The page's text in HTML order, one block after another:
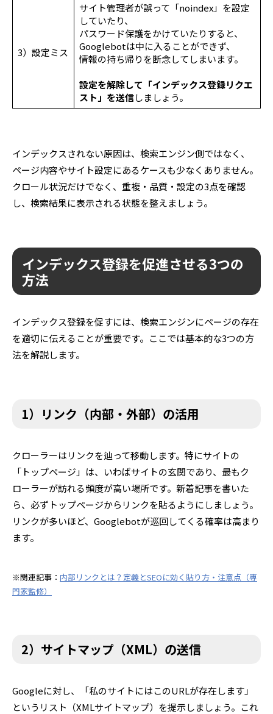
3）設定ミス
サイト管理者が誤って「noindex」を設定
していたり、
パスワード保護をかけていたりすると、
Googlebotは中に入ることができず、
情報の持ち帰りを断念してしまいます。
設定を解除して「インデックス登録リクエ
スト」を送信しましょう。
インデックスされない原因は、検索エンジン側ではなく、
ページ内容やサイト設定にあるケースも少なくありません。
クロール状況だけでなく、重複・品質・設定の3点を確認
し、検索結果に表示される状態を整えましょう。
インデックス登録を促進させる3つの
方法
インデックス登録を促すには、検索エンジンにページの存在
を適切に伝えることが重要です。ここでは基本的な3つの方
法を解説します。
1）リンク（内部・外部）の活用
クローラーはリンクを辿って移動します。特にサイトの
「トップページ」は、いわばサイトの玄関であり、最もク
ローラーが訪れる頻度が高い場所です。新着記事を書いた
ら、必ずトップページからリンクを貼るようにしましょう。
リンクが多いほど、Googlebotが巡回してくる確率は高まり
ます。
※関連記事： 内部リンクとは？定義とSEOに効く貼り方・注意点（専
門家監修）
2）サイトマップ（XML）の送信
Googleに対し、「私のサイトにはこのURLが存在します」
というリスト（XMLサイトマップ）を提示しましょう。これ